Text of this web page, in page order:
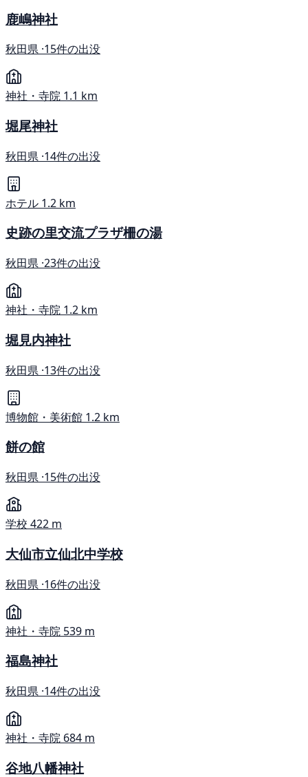
鹿嶋神社
秋田県 ·15件の出没
神社・寺院 1.1 km
堀尾神社
秋田県 ·14件の出没
ホテル 1.2 km
史跡の里交流プラザ柵の湯
秋田県 ·23件の出没
神社・寺院 1.2 km
堀見内神社
秋田県 ·13件の出没
博物館・美術館 1.2 km
餅の館
秋田県 ·15件の出没
学校 422 m
大仙市立仙北中学校
秋田県 ·16件の出没
神社・寺院 539 m
福島神社
秋田県 ·14件の出没
神社・寺院 684 m
谷地八幡神社